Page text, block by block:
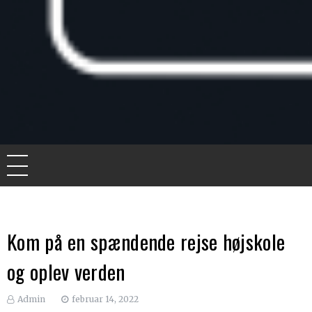
Kom på en spændende rejse højskole
og oplev verden
Admin februar 14, 2022